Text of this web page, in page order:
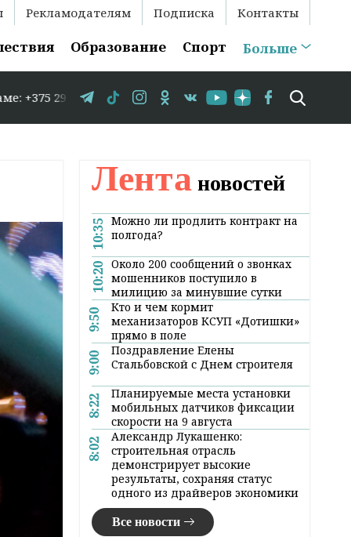
Рекламодателям Подписка Контакты
Образование Спорт Больше
86 // В Гродно временно закрывается движение
Лента новостей
10:35 Можно ли продлить контракт на
полгода?
10:20 Около 200 сообщений о звонках
мошенников поступило в
милицию за минувшие сутки
9:50
Кто и чем кормит
механизаторов КСУП «Дотишки»
прямо в поле
9:00
Поздравление Елены
Стальбовской с Днем строителя
8:22
Планируемые места установки
мобильных датчиков фиксации
скорости на 9 августа
8:02
Александр Лукашенко:
строительная отрасль
демонстрирует высокие
результаты, сохраняя статус
одного из драйверов экономики
Все новости